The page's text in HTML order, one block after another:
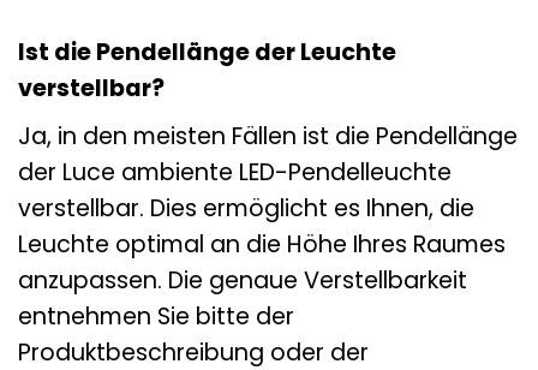
Ist die Pendellänge der Leuchte
verstellbar?
Ja, in den meisten Fällen ist die Pendellänge
der Luce ambiente LED-Pendelleuchte
verstellbar. Dies ermöglicht es Ihnen, die
Leuchte optimal an die Höhe Ihres Raumes
anzupassen. Die genaue Verstellbarkeit
entnehmen Sie bitte der
Produktbeschreibung oder der